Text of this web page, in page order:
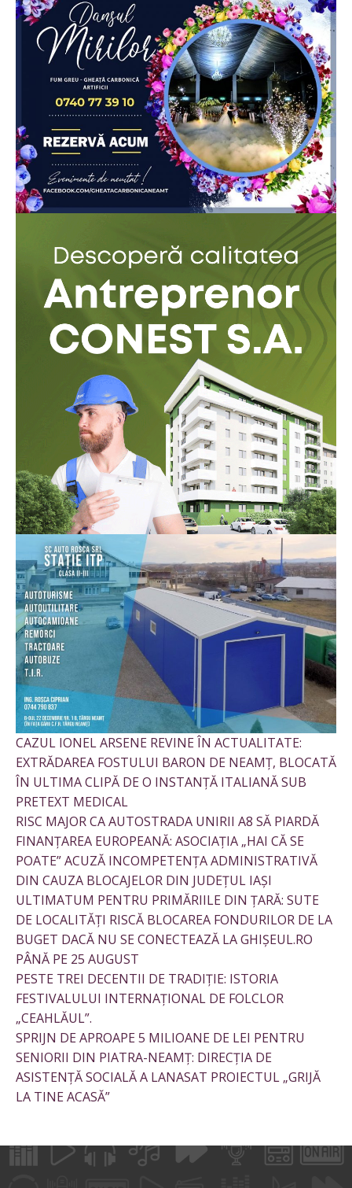
CAZUL IONEL ARSENE REVINE ÎN ACTUALITATE:
EXTRĂDAREA FOSTULUI BARON DE NEAMȚ, BLOCATĂ
ÎN ULTIMA CLIPĂ DE O INSTANȚĂ ITALIANĂ SUB
PRETEXT MEDICAL
RISC MAJOR CA AUTOSTRADA UNIRII A8 SĂ PIARDĂ
FINANȚAREA EUROPEANĂ: ASOCIAȚIA „HAI CĂ SE
POATE” ACUZĂ INCOMPETENȚA ADMINISTRATIVĂ
DIN CAUZA BLOCAJELOR DIN JUDEȚUL IAȘI
ULTIMATUM PENTRU PRIMĂRIILE DIN ȚARĂ: SUTE
DE LOCALITĂȚI RISCĂ BLOCAREA FONDURILOR DE LA
BUGET DACĂ NU SE CONECTEAZĂ LA GHIȘEUL.RO
PÂNĂ PE 25 AUGUST
PESTE TREI DECENTII DE TRADIȚIE: ISTORIA
FESTIVALULUI INTERNAȚIONAL DE FOLCLOR
„CEAHLĂUL”.
SPRIJN DE APROAPE 5 MILIOANE DE LEI PENTRU
SENIORII DIN PIATRA-NEAMȚ: DIRECȚIA DE
ASISTENȚĂ SOCIALĂ A LANASAT PROIECTUL „GRIJĂ
LA TINE ACASĂ”